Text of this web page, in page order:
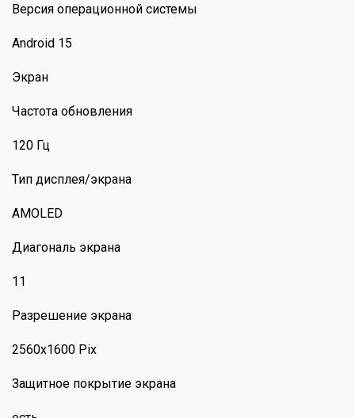
Версия операционной системы
Android 15
Экран
Частота обновления
120 Гц
Тип дисплея/экрана
AMOLED
Диагональ экрана
11
Разрешение экрана
2560x1600 Pix
Защитное покрытие экрана